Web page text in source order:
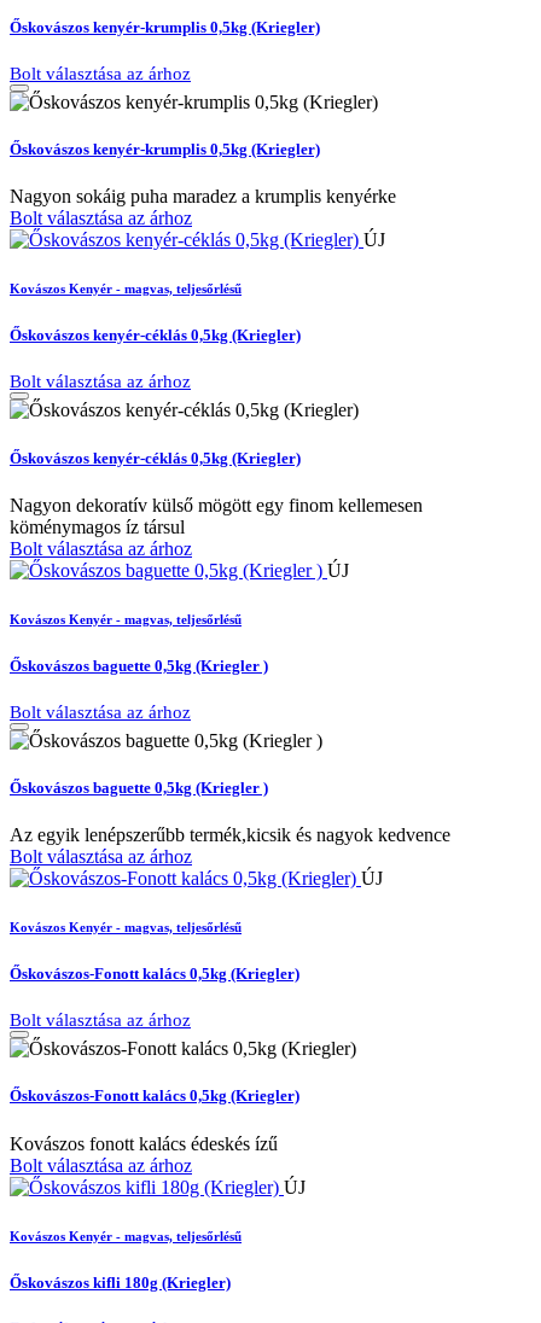
Őskovászos kenyér-krumplis 0,5kg (Kriegler)
Bolt választása az árhoz
Őskovászos kenyér-krumplis 0,5kg (Kriegler)
Nagyon sokáig puha maradez a krumplis kenyérke
Bolt választása az árhoz
ÚJ
Kovászos Kenyér - magvas, teljesőrlésű
Őskovászos kenyér-céklás 0,5kg (Kriegler)
Bolt választása az árhoz
Őskovászos kenyér-céklás 0,5kg (Kriegler)
Nagyon dekoratív külső mögött egy finom kellemesen
köménymagos íz társul
Bolt választása az árhoz
ÚJ
Kovászos Kenyér - magvas, teljesőrlésű
Őskovászos baguette 0,5kg (Kriegler )
Bolt választása az árhoz
Őskovászos baguette 0,5kg (Kriegler )
Az egyik lenépszerűbb termék,kicsik és nagyok kedvence
Bolt választása az árhoz
ÚJ
Kovászos Kenyér - magvas, teljesőrlésű
Őskovászos-Fonott kalács 0,5kg (Kriegler)
Bolt választása az árhoz
Őskovászos-Fonott kalács 0,5kg (Kriegler)
Kovászos fonott kalács édeskés ízű
Bolt választása az árhoz
ÚJ
Kovászos Kenyér - magvas, teljesőrlésű
Őskovászos kifli 180g (Kriegler)